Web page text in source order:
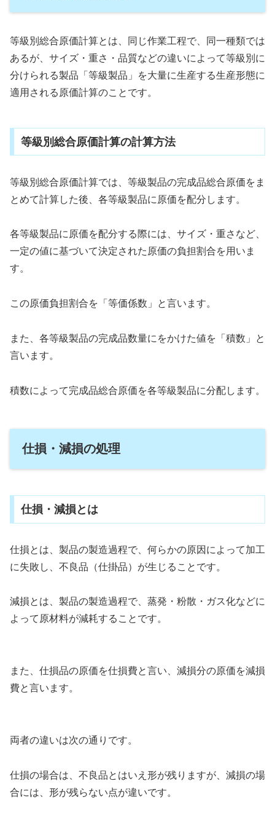
等級別総合原価計算とは、同じ作業工程で、同一種類では
あるが、サイズ・重さ・品質などの違いによって等級別に
分けられる製品「等級製品」を大量に生産する生産形態に
適用される原価計算のことです。
等級別総合原価計算の計算方法
等級別総合原価計算では、等級製品の完成品総合原価をま
とめて計算した後、各等級製品に原価を配分します。
各等級製品に原価を配分する際には、サイズ・重さなど、
一定の値に基づいて決定された原価の負担割合を用いま
す。
この原価負担割合を「等価係数」と言います。
また、各等級製品の完成品数量にをかけた値を「積数」と
言います。
積数によって完成品総合原価を各等級製品に分配します。
仕損・減損の処理
仕損・減損とは
仕損とは、製品の製造過程で、何らかの原因によって加工
に失敗し、不良品（仕掛品）が生じることです。
減損とは、製品の製造過程で、蒸発・粉散・ガス化などに
よって原材料が減耗することです。
また、仕損品の原価を仕損費と言い、減損分の原価を減損
費と言います。
両者の違いは次の通りです。
仕損の場合は、不良品とはいえ形が残りますが、減損の場
合には、形が残らない点が違いです。